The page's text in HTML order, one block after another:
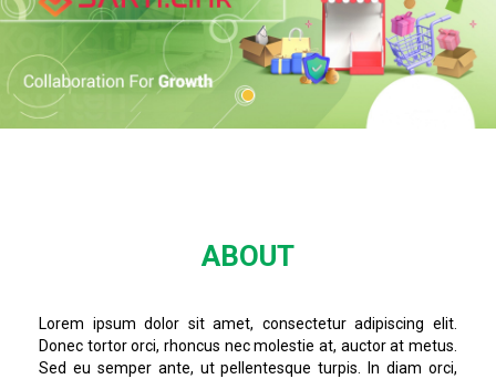
ABOUT
Lorem ipsum dolor sit amet, consectetur adipiscing elit.
Donec tortor orci, rhoncus nec molestie at, auctor at metus.
Sed eu semper ante, ut pellentesque turpis. In diam orci,